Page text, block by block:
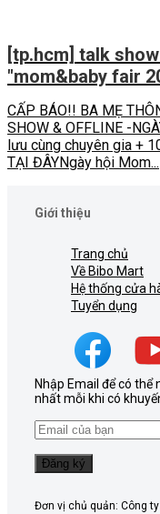
[tp.hcm] talk
"mom&baby fair
CẤP BÁO!! BA MẸ
SHOW & OFFLINE -
lưu cùng chuyên gia +
TẠI ĐÂYNgày hội Mom...
Giới thiệu
Trang chủ
Về Bibo Mart
Hệ thống cửa
Tuyển dụng
Nhập Email để có
nhất mỗi khi có
Đơn vị chủ quản: Công